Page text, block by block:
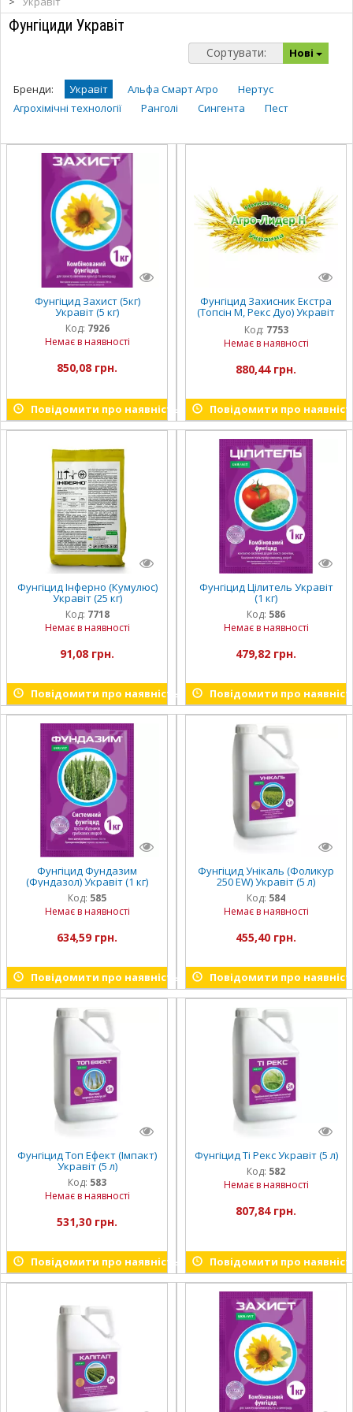
Фунгіциди Укравіт
Сортувати: Нові
Бренди: Укравіт Альфа Смарт Агро
Нертус
Агрохімічні технології
Ранголі Сингента Пест
Фунгіцид Захист (5кг)
Укравіт (5 кг)
Код: 7926
Немає в наявності
850,08 грн.
Повідомити про наявність
Фунгіцид Захисник Екстра
(Топсін М, Рекс Дуо) Укравіт
(5 л)
Код: 7753
Немає в наявності
880,44 грн.
Повідомити про
Фунгіцид Інферно (Кумулюс)
Укравіт (25 кг)
Код: 7718
Немає в наявності
91,08 грн.
Повідомити про наявність
Фунгіцид Цілитель Укравіт
(1 кг)
Код: 586
Немає в наявності
479,82 грн.
Повідомити про
Фунгіцид Фундазим
(Фундазол) Укравіт (1 кг)
Код: 585
Немає в наявності
634,59 грн.
Повідомити про наявність
Фунгіцид Унікаль (Фоликур
250 EW) Укравіт (5 л)
Код: 584
Немає в наявності
455,40 грн.
Повідомити про
Фунгіцид Топ Ефект (Імпакт)
Укравіт (5 л)
Код: 583
Немає в наявності
531,30 грн.
Повідомити про наявність
Фунгіцид Ті Рекс Укравіт (5 л)
Код: 582
Немає в наявності
807,84 грн.
Повідомити про